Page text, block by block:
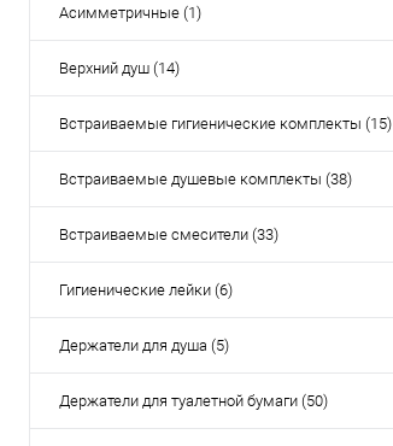
Асимметричные (1)
Верхний душ (14)
Встраиваемые гигиенические комплекты (15)
Встраиваемые душевые комплекты (38)
Встраиваемые смесители (33)
Гигиенические лейки (6)
Держатели для душа (5)
Держатели для туалетной бумаги (50)